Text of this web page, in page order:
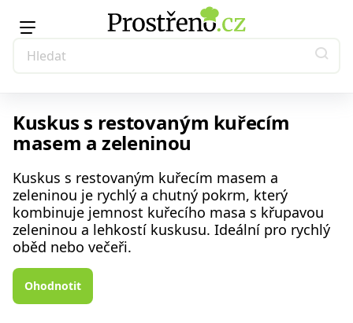
Kuskus s restovaným kuřecím
masem a zeleninou
Kuskus s restovaným kuřecím masem a
zeleninou je rychlý a chutný pokrm, který
kombinuje jemnost kuřecího masa s křupavou
zeleninou a lehkostí kuskusu. Ideální pro rychlý
oběd nebo večeři.
Ohodnotit